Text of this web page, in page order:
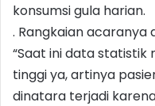
konsumsi gula harian.
. Rangkaian acaranya
“Saat ini data statistik
tinggi ya, artinya
dinatara terjadi